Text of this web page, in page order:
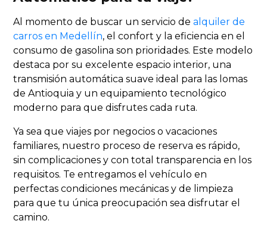
Al momento de buscar un servicio dealquiler de
carros en Medellín, el confort y la eficiencia en el
consumo de gasolina son prioridades. Este modelo
destaca por su excelente espacio interior, una
transmisión automática suave ideal para las lomas
de Antioquia y un equipamiento tecnológico
moderno para que disfrutes cada ruta.
Ya sea que viajes por negocios o vacaciones
familiares, nuestro proceso de reserva es rápido,
sin complicaciones y con total transparencia en los
requisitos. Te entregamos el vehículo en
perfectas condiciones mecánicas y de limpieza
para que tu única preocupación sea disfrutar el
camino.